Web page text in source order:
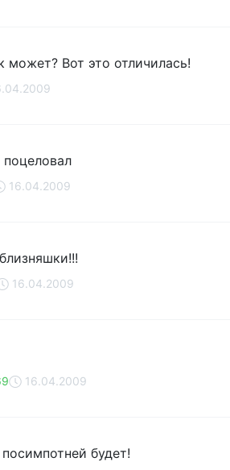
может? Вот это отличилась!
16.04.2009
16.04.2009
16.04.2009
будет!